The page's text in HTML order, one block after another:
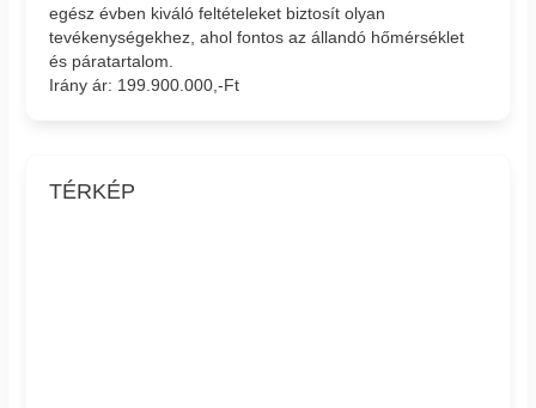
egész évben kiváló feltételeket biztosít olyan
tevékenységekhez, ahol fontos az állandó hőmérséklet
és páratartalom.
Irány ár: 199.900.000,-Ft
TÉRKÉP